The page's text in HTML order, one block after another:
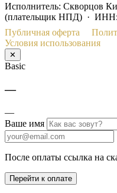
Исполнитель: Скворцов
(плательщик НПД) · ИНН:
Публичная оферта
Условия использования
✕
Basic
—
—
Ваше имя
После оплаты ссылка на
Перейти к оплате